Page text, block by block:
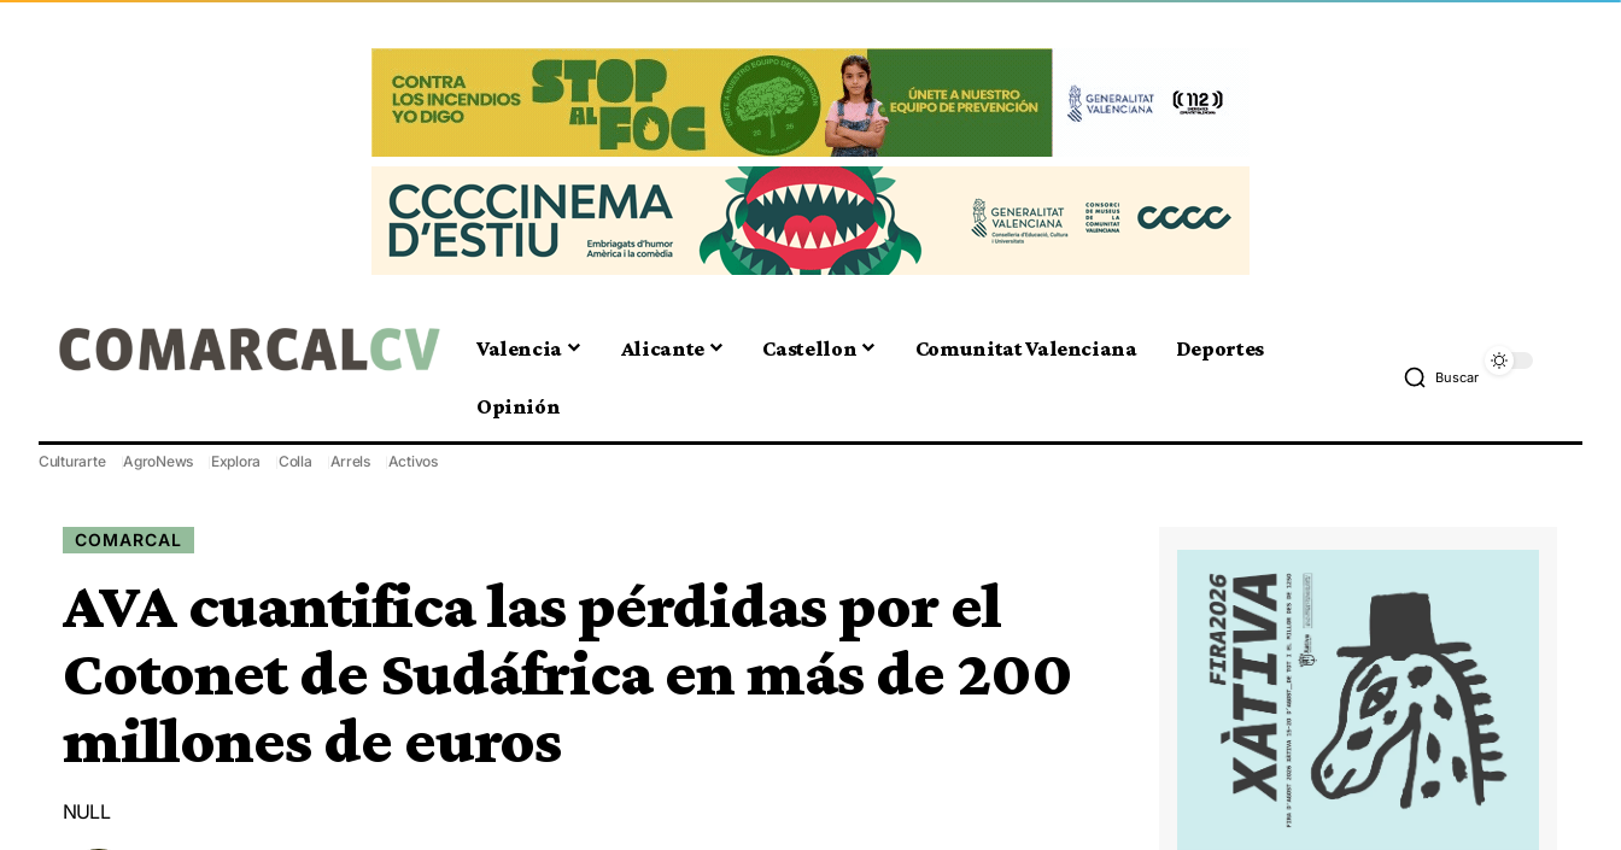
Valencia Alicante Castellon Comunitat Valenciana Deportes
Opinión
Buscar
Culturarte AgroNews Explora Colla Arrels Activos
COMARCAL
AVA cuantifica las pérdidas por el
Cotonet de Sudáfrica en más de 200
millones de euros
NULL